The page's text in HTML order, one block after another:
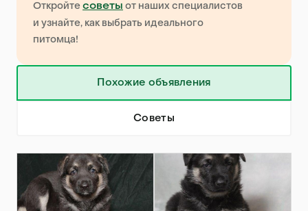
Откройте советы от наших специалистов
и узнайте, как выбрать идеального
питомца!
Похожие объявления
Советы